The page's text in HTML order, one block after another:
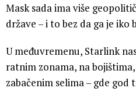
Mask sada ima više
države – i to bez da ga je iko
U međuvremenu, Starlink
ratnim zonama, na
zabačenim selima – gde god